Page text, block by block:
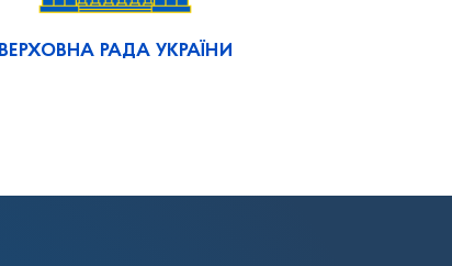
ВЕРХОВНА РАДА УКРАЇНИ